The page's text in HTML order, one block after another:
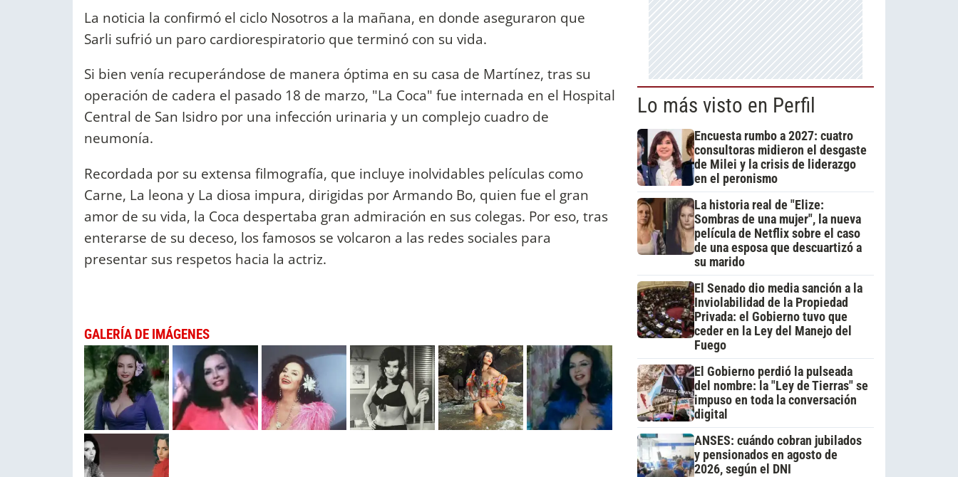
La noticia la confirmó el ciclo Nosotros a la mañana, en donde aseguraron que
Sarli sufrió un paro cardiorespiratorio que terminó con su vida.
Si bien venía recuperándose de manera óptima en su casa de Martínez, tras su
operación de cadera el pasado 18 de marzo, "La Coca" fue internada en el Hospital
Central de San Isidro por una infección urinaria y un complejo cuadro de
neumonía.
Recordada por su extensa filmografía, que incluye inolvidables películas como
Carne, La leona y La diosa impura, dirigidas por Armando Bo, quien fue el gran
amor de su vida, la Coca despertaba gran admiración en sus colegas. Por eso, tras
enterarse de su deceso, los famosos se volcaron a las redes sociales para
presentar sus respetos hacia la actriz.
GALERÍA DE IMÁGENES
Lo más visto en Perfil
Encuesta rumbo a 2027: cuatro
consultoras midieron el desgaste
de Milei y la crisis de liderazgo
en el peronismo
La historia real de "Elize:
Sombras de una mujer", la nueva
película de Netflix sobre el caso
de una esposa que descuartizó a
su marido
El Senado dio media sanción a la
Inviolabilidad de la Propiedad
Privada: el Gobierno tuvo que
ceder en la Ley del Manejo del
Fuego
El Gobierno perdió la pulseada
del nombre: la "Ley de Tierras" se
impuso en toda la conversación
digital
ANSES: cuándo cobran jubilados
y pensionados en agosto de
2026, según el DNI